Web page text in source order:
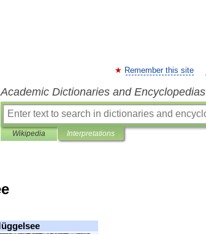
Remember this site
Academic Dictionaries and Encyclopedias
Wikipedia Interpretations